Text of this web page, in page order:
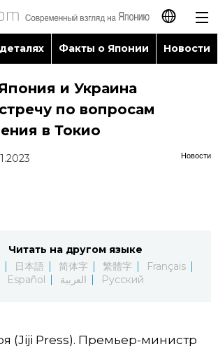
日本語
English
العربية
Факты о Японии Новости
и Украина
по вопросам
в Токио
Новости
Читать на другом языке
日本語 简体字 繁體字
Français
Español
العربية Русский
(Jiji Press). Премьер-министр